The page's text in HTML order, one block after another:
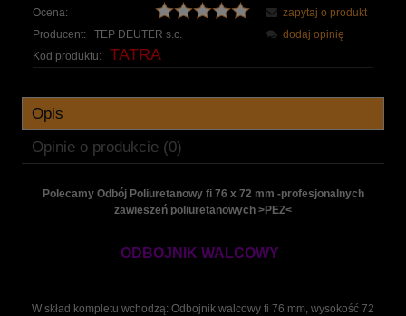
Ocena:
Producent:
TEP DEUTER s.c.
Kod produktu:
TATRA
zapytaj o produkt
dodaj opinię
Opis
Opinie o produkcie (0)
Polecamy Odbój Poliuretanowy fi 76 x 72 mm -profesjonalnych
zawieszeń poliuretanowych >PEZ<
ODBOJNIK WALCOWY
W skład kompletu wchodzą: Odbojnik walcowy fi 76 mm, wysokość 72